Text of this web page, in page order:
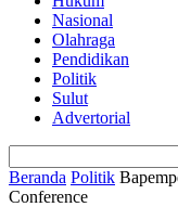
Nasional
Olahraga
Pendidikan
Politik
Sulut
Advertorial
Beranda Politik
Conference